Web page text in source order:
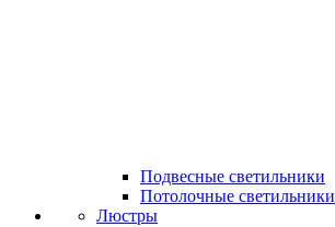
Подвесные светильники
Потолочные светильники
Люстры